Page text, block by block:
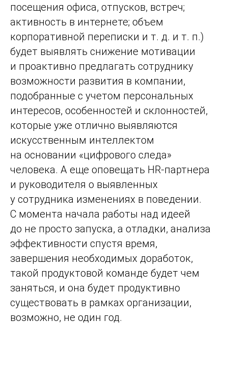
посещения офиса, отпусков, встреч;
активность в интернете; объем
корпоративной переписки и т. д. и т. п.)
будет выявлять снижение мотивации
и проактивно предлагать сотруднику
возможности развития в компании,
подобранные с учетом персональных
интересов, особенностей и склонностей,
которые уже отлично выявляются
искусственным интеллектом
на основании «цифрового следа»
человека. А еще оповещать HR-партнера
и руководителя о выявленных
у сотрудника изменениях в поведении.
С момента начала работы над идеей
до не просто запуска, а отладки, анализа
эффективности спустя время,
завершения необходимых доработок,
такой продуктовой команде будет чем
заняться, и она будет продуктивно
существовать в рамках организации,
возможно, не один год.